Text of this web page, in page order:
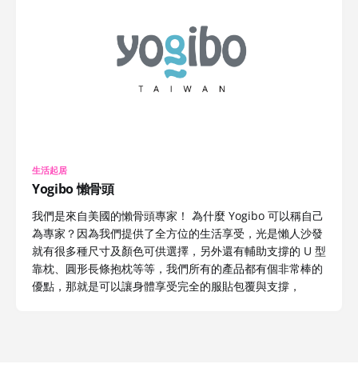
生活起居
Yogibo 懶骨頭
我們是來自美國的懶骨頭專家！ 為什麼 Yogibo 可以稱自己
為專家？因為我們提供了全方位的生活享受，光是懶人沙發
就有很多種尺寸及顏色可供選擇，另外還有輔助支撐的 U 型
靠枕、圓形長條抱枕等等，我們所有的產品都有個非常棒的
優點，那就是可以讓身體享受完全的服貼包覆與支撐，